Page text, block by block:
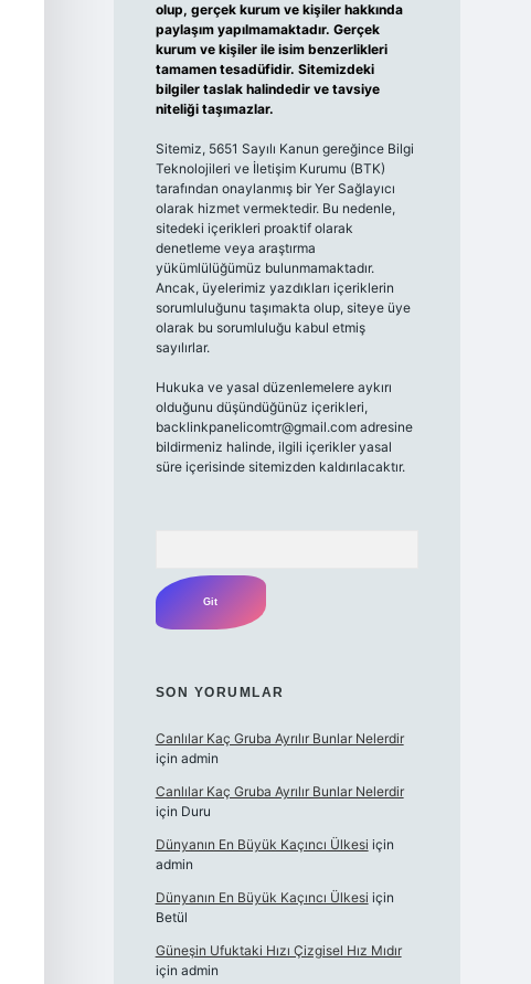
olup, gerçek kurum ve kişiler hakkında
paylaşım yapılmamaktadır. Gerçek
kurum ve kişiler ile isim benzerlikleri
tamamen tesadüfidir. Sitemizdeki
bilgiler taslak halindedir ve tavsiye
niteliği taşımazlar.
Sitemiz, 5651 Sayılı Kanun gereğince Bilgi
Teknolojileri ve İletişim Kurumu (BTK)
tarafından onaylanmış bir Yer Sağlayıcı
olarak hizmet vermektedir. Bu nedenle,
sitedeki içerikleri proaktif olarak
denetleme veya araştırma
yükümlülüğümüz bulunmamaktadır.
Ancak, üyelerimiz yazdıkları içeriklerin
sorumluluğunu taşımakta olup, siteye üye
olarak bu sorumluluğu kabul etmiş
sayılırlar.
Hukuka ve yasal düzenlemelere aykırı
olduğunu düşündüğünüz içerikleri,
backlinkpanelicomtr@gmail.comadresine
bildirmeniz halinde, ilgili içerikler yasal
süre içerisinde sitemizden kaldırılacaktır.
SON YORUMLAR
Canlılar Kaç Gruba Ayrılır Bunlar Nelerdir
için admin
Canlılar Kaç Gruba Ayrılır Bunlar Nelerdir
için Duru
Dünyanın En Büyük Kaçıncı Ülkesi için
admin
Dünyanın En Büyük Kaçıncı Ülkesi için
Betül
Güneşin Ufuktaki Hızı Çizgisel Hız Mıdır
için admin